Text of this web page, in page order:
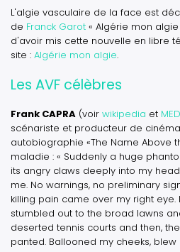
L'algie vasculaire de la face est
de Franck Garot « Algérie mon
d'avoir mis cette nouvelle en libre
site : Algérie mon algie.
Les AVF célèbres
Frank CAPRA (voir wikipedia et
scénariste et producteur de cinéma
autobiographie «The Name Above
maladie : « Suddenly a huge
its angry claws deeply into my
me. No warnings, no preliminary
killing pain came over my right
stumbled out to the broad lawns
deserted tennis courts and then,
panted. Ballooned my cheeks,